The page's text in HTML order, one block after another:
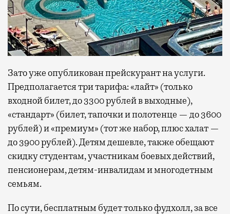
Зато уже опубликован прейскурант на услуги.
Предполагается три тарифа: «лайт» (только
входной билет, до 3300 рублей в выходные),
«стандарт» (билет, тапочки и полотенце — до 3600
рублей) и «премиум» (тот же набор, плюс халат —
до 3900 рублей). Детям дешевле, также обещают
скидку студентам, участникам боевых действий,
пенсионерам, детям-инвалидам и многодетным
семьям.
По сути, бесплатным будет только фудхолл, за все